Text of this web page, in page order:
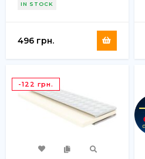
IN STOCK
496 грн.
-122 грн.